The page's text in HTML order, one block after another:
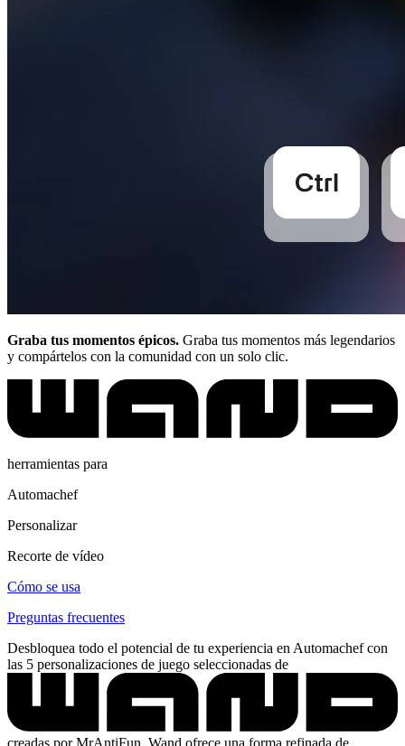
Graba tus momentos épicos. Graba tus momentos más legendarios
y compártelos con la comunidad con un solo clic.
herramientas para
Automachef
Personalizar
Recorte de vídeo
Cómo se usa
Preguntas frecuentes
Desbloquea todo el potencial de tu experiencia en Automachef con
las 5 personalizaciones de juego seleccionadas de
creadas por MrAntiFun. Wand ofrece una forma refinada de